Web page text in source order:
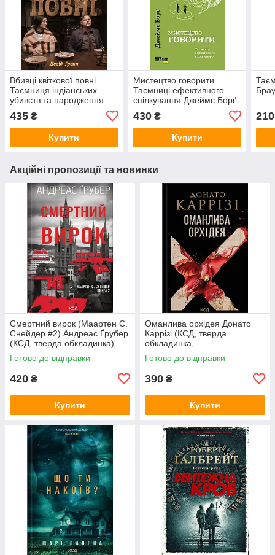
Вбивці квіткової повні
Таємниця індіанських
убивств та народження
Букс, тверда обкладинка,
суперобкладинка)
435 ₴
Купити
Мистецтво говорити
Таємниці ефективного
спілкування Джеймс Борґ
обкладинка)
430₴
Купити
210
Акційні пропозиції та новинки
Смертний вирок (Маартен С.
Снейдер #2) Андреас Ґрубер
(КСД, тверда обкладинка)
Готово до відправки
420 ₴
Купити
Оманлива орхідея Донато
Каррізі (КСД, тверда
обкладинка,
суперобкладинка)
Готово до відправки
390 ₴
Купити